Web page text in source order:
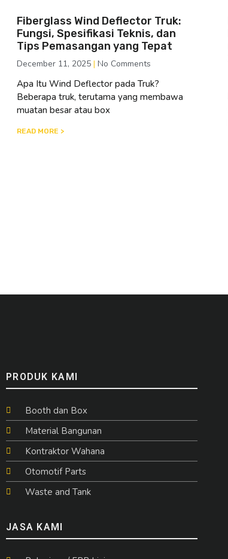
Fiberglass Wind Deflector Truk:
Fungsi, Spesifikasi Teknis, dan
Tips Pemasangan yang Tepat
December 11, 2025 No Comments
Apa Itu Wind Deflector pada Truk?
Beberapa truk, terutama yang membawa
muatan besar atau box
READ MORE >
PRODUK KAMI
Booth dan Box
Material Bangunan
Kontraktor Wahana
Otomotif Parts
Waste and Tank
JASA KAMI